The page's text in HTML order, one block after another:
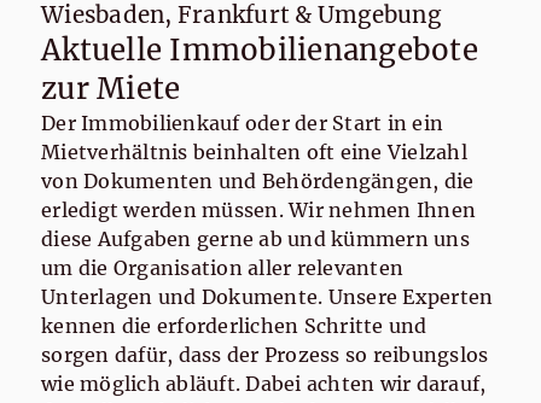
Wiesbaden, Frankfurt & Umgebung
Aktuelle Immobilienangebote
zur Miete
Der Immobilienkauf oder der Start in ein
Mietverhältnis beinhalten oft eine Vielzahl
von Dokumenten und Behördengängen, die
erledigt werden müssen. Wir nehmen Ihnen
diese Aufgaben gerne ab und kümmern uns
um die Organisation aller relevanten
Unterlagen und Dokumente. Unsere Experten
kennen die erforderlichen Schritte und
sorgen dafür, dass der Prozess so reibungslos
wie möglich abläuft. Dabei achten wir darauf,